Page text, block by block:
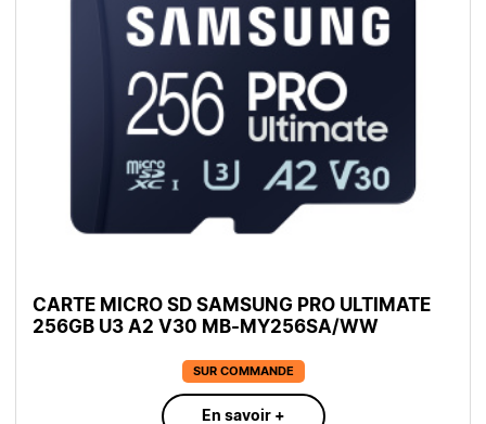
CARTE MICRO SD SAMSUNG PRO ULTIMATE
256GB U3 A2 V30 MB-MY256SA/WW
SUR COMMANDE
En savoir +